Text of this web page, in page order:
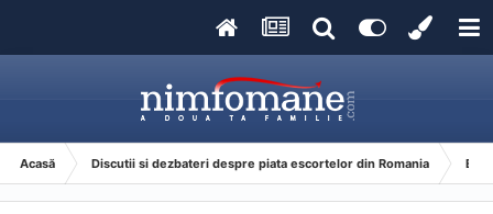
Acasă Discutii si dezbateri despre piata escortelor din Romania